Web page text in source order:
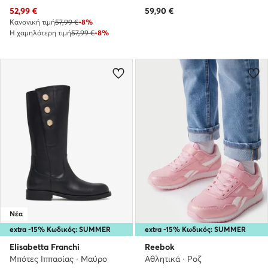
Τρέχουσα τιμή
52,99 €
Κανονική τιμή57,99 €-8%
Η χαμηλότερη τιμή57,99 €-8%
59,90 €
extra -15% Κωδικός: SUMMER
Νέα
Elisabetta Franchi
Μπότες Ιππασίας · Μαύρο
extra -15% Κωδικός: SUMMER
Reebok
Αθλητικά · Ροζ